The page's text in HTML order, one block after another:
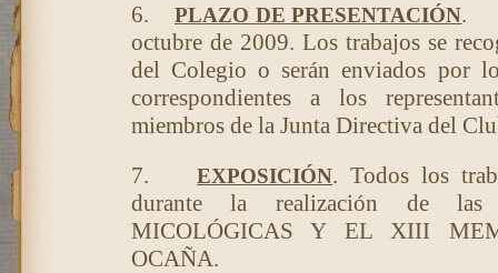
6.
PLAZO DE PRESENTACIÓN.
octubre de 2009. Los trabajos se
del Colegio o serán enviados por
correspondientes a los
miembros de la Junta Directiva del
7.
EXPOSICIÓN. Todos los
durante la realización de las
MICOLÓGICAS Y EL XIII
OCAÑA.